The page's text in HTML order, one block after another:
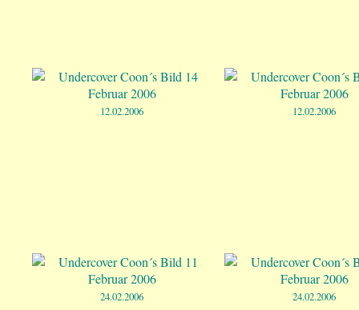
12.02.2006 12.02.2006
24.02.2006 24.02.2006